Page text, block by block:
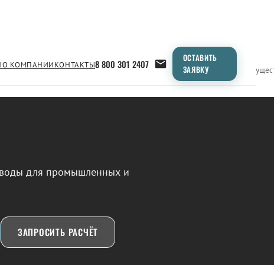
О КОМПАНИИКОНТАКТЫ8 800 301 2407
ОСТАВИТЬ
ЗАЯВКУ
Применение Продукция ТипоразмерыСравнение
для промышленных и
ЗАПРОСИТЬ РАСЧЁТ